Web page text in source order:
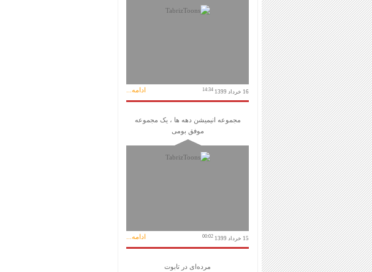
16 خرداد 1399 14:34 ادامه...
مجموعه انیمیشن دهه ها ، یک مجموعه
موفق بومی
15 خرداد 1399 00:02 ادامه...
مرده‌ای در تابوت